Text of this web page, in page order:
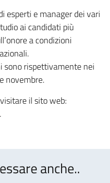
esperti e manager dei vari
ai candidati più
a condizioni
sono rispettivamente nei
novembre.
il sito web:
.
anche..